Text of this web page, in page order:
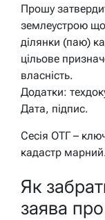
Прошу
землеустрою
ділянки (паю)
цільове
власність.
Додатки:
Дата, підпис.
Сесія ОТГ –
кадастр марний.
Як
заява